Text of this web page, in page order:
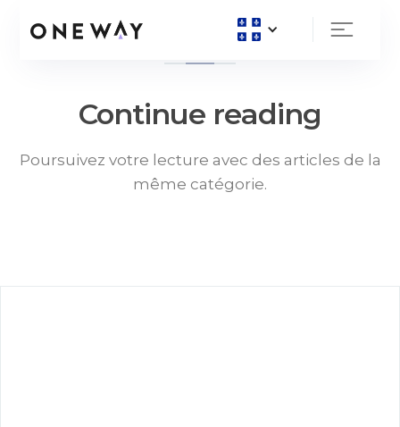
Continue reading
Poursuivez votre lecture avec des articles de la
même catégorie.